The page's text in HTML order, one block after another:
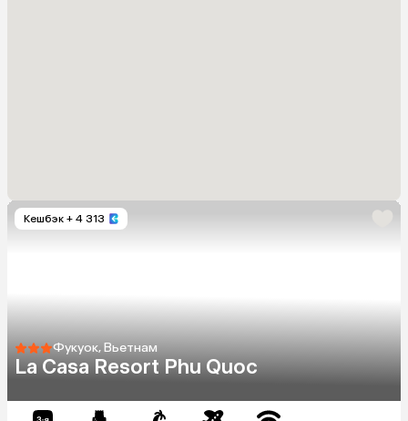
Кешбэк + 4 313
Фукуок, Вьетнам
La Casa Resort Phu Quoc